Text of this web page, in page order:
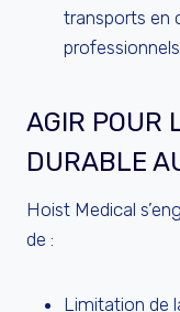
transports en
professionnels.
AGIR POUR
DURABLE
Hoist Medical
de :
Limitation de